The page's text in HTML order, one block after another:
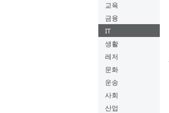
교육
금융
IT
생활
레저
문화
운송
사회
산업